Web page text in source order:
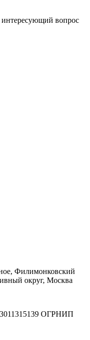
вопрос
Филимонковский
округ, Москва
ОГРНИП